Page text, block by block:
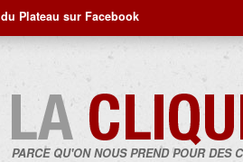
Plateau sur Facebook
PARCE QU'ON NOUS PREND POUR DES